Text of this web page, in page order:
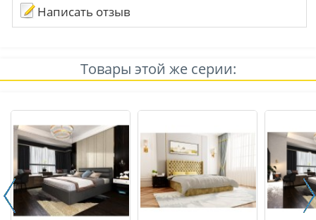
Написать отзыв
Товары этой же серии: